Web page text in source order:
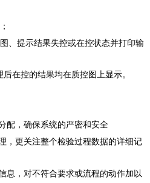
、提示结果失控或在控状态并打印输
在控的结果均在质控图上显示。
配，确保系统的严密和安全
，更关注整个检验过程数据的详细记
息，对不符合要求或流程的动作加以